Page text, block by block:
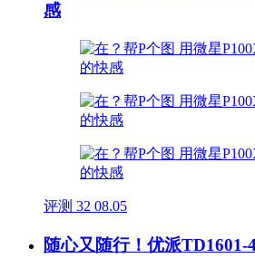
感
评测 32 08.05
随心又随行！优派TD1601-